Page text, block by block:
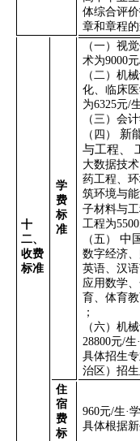
体综合评
章和章程的
十
二、
收费
标准
学
费
标
准
（一） 视
术为9000元
（二）机
化、临床
为6325元/
（三）会
（四）
新
与工程、
大数据技
药工程、
筑环境与
子材料与
工程为5500
（五）
中
数字经济
英语、汉
应用数学
育、体育
；
（六）机
28800元/生·
具体招生
治区）招
住
宿
费
标
960元/生·
具体根据